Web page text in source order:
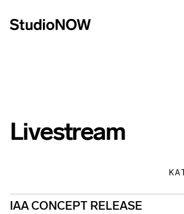
Livestream
IAA CONCEPT RELEASE